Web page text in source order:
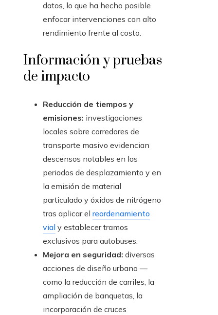
datos, lo que ha hecho posible
enfocar intervenciones con alto
rendimiento frente al costo.
Información y pruebas
de impacto
Reducción de tiempos y
emisiones: investigaciones
locales sobre corredores de
transporte masivo evidencian
descensos notables en los
periodos de desplazamiento y en
la emisión de material
particulado y óxidos de nitrógeno
tras aplicar el reordenamiento
vial y establecer tramos
exclusivos para autobuses.
Mejora en seguridad: diversas
acciones de diseño urbano —
como la reducción de carriles, la
ampliación de banquetas, la
incorporación de cruces